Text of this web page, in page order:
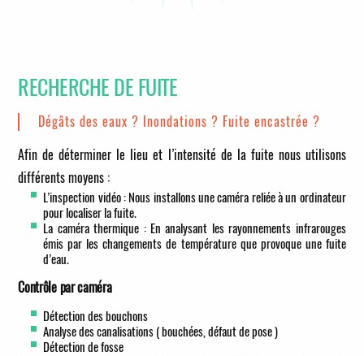
RECHERCHE DE FUITE
Dégâts des eaux ? Inondations ? Fuite encastrée ?
Afin de déterminer le lieu et l’intensité de la fuite nous utilisons
différents moyens :
L’inspection vidéo : Nous installons une caméra reliée à un ordinateur
pour localiser la fuite.
La caméra thermique : En analysant les rayonnements infrarouges
émis par les changements de température que provoque une fuite
d’eau.
Contrôle par caméra
Détection des bouchons
Analyse des canalisations ( bouchées, défaut de pose )
Détection de fosse